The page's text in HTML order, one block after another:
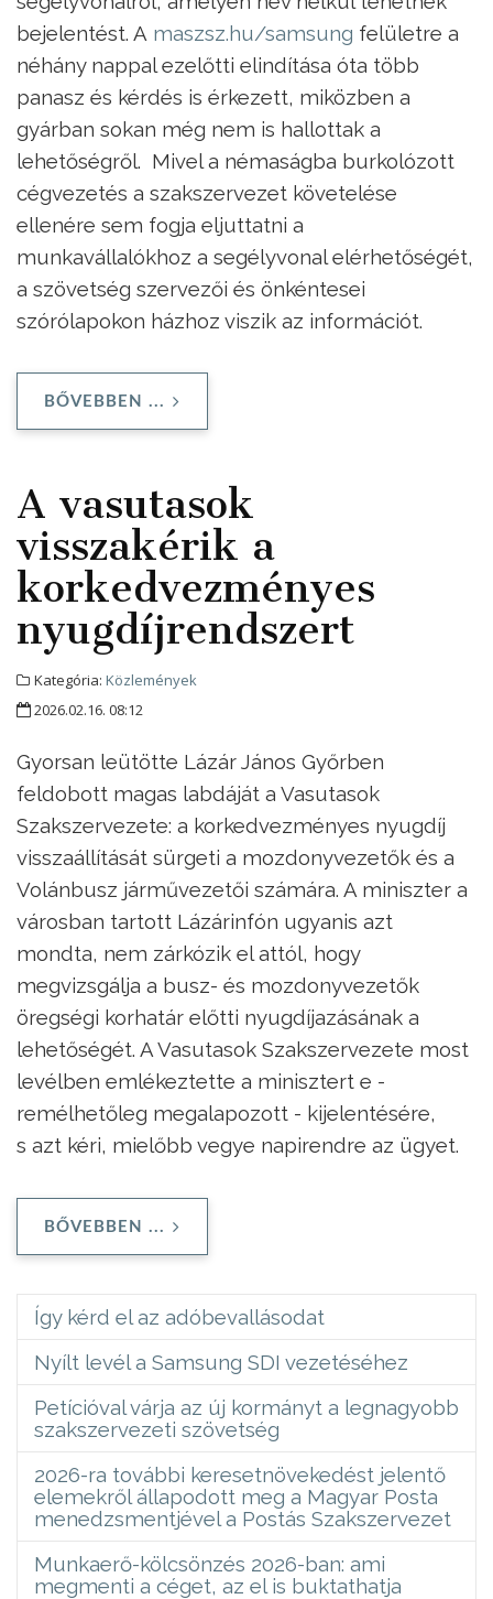
bejelentést. A maszsz.hu/samsung felületre a
néhány nappal ezelőtti elindítása óta több
panasz és kérdés is érkezett, miközben a
gyárban sokan még nem is hallottak a
lehetőségről. Mivel a némaságba burkolózott
cégvezetés a szakszervezet követelése
ellenére sem fogja eljuttatni a
munkavállalókhoz a segélyvonal elérhetőségét,
a szövetség szervezői és önkéntesei
szórólapokon házhoz viszik az információt.
BŐVEBBEN ...
A vasutasok
visszakérik a
korkedvezményes
nyugdíjrendszert
Kategória: Közlemények
2026.02.16. 08:12
Gyorsan leütötte Lázár János Győrben
feldobott magas labdáját a Vasutasok
Szakszervezete: a korkedvezményes nyugdíj
visszaállítását sürgeti a mozdonyvezetők és a
Volánbusz járművezetői számára. A miniszter a
városban tartott Lázárinfón ugyanis azt
mondta, nem zárkózik el attól, hogy
megvizsgálja a busz- és mozdonyvezetők
öregségi korhatár előtti nyugdíjazásának a
lehetőségét. A Vasutasok Szakszervezete most
levélben emlékeztette a minisztert e -
remélhetőleg megalapozott - kijelentésére,
s azt kéri, mielőbb vegye napirendre az ügyet.
BŐVEBBEN ...
Így kérd el az adóbevallásodat
Nyílt levél a Samsung SDI vezetéséhez
Petícióval várja az új kormányt a legnagyobb
szakszervezeti szövetség
2026-ra további keresetnövekedést jelentő
elemekről állapodott meg a Magyar Posta
menedzsmentjével a Postás Szakszervezet
Munkaerő-kölcsönzés 2026-ban: ami
megmenti a céget, az el is buktathatja